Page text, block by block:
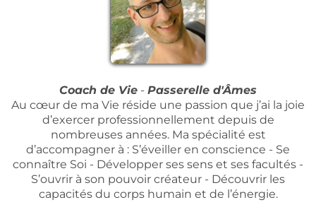
Coach de Vie - Passerelle d'Âmes
Au cœur de ma Vie réside une passion que j’ai la joie
d’exercer professionnellement depuis de
nombreuses années. Ma spécialité est
d’accompagner à : S’éveiller en conscience - Se
connaître Soi - Développer ses sens et ses facultés -
S’ouvrir à son pouvoir créateur - Découvrir les
capacités du corps humain et de l’énergie.